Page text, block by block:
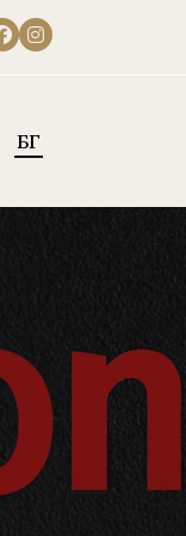
БГ